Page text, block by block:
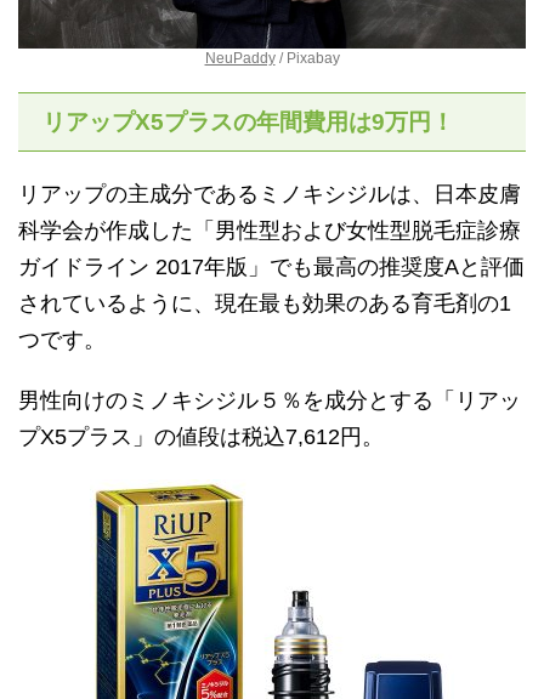
NeuPaddy/ Pixabay
リアップX5プラスの年間費用は9万円！
リアップの主成分であるミノキシジルは、日本皮膚
科学会が作成した「男性型および女性型脱毛症診療
ガイドライン 2017年版」でも最高の推奨度Aと評価
されているように、現在最も効果のある育毛剤の1
つです。
男性向けのミノキシジル５％を成分とする「リアッ
プX5プラス」の値段は税込7,612円。